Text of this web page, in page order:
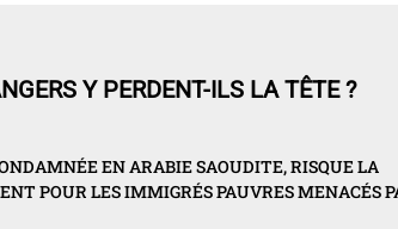
Y PERDENT-ILS LA TÊTE ?
EN ARABIE SAOUDITE, RISQUE LA
POUR LES IMMIGRÉS PAUVRES MENACÉS